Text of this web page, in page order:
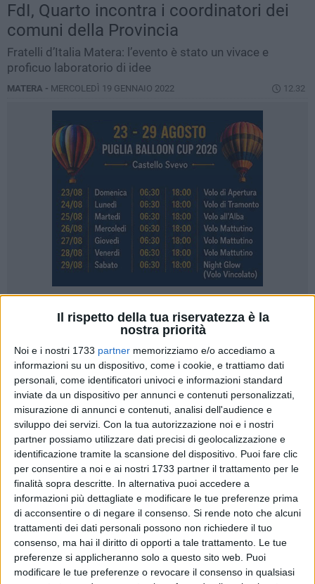
Il rispetto della tua riservatezza è la
nostra priorità
Noi e i nostri 1733 partner memorizziamo e/o accediamo a
informazioni su un dispositivo, come i cookie, e trattiamo dati
personali, come identificatori univoci e informazioni standard
inviate da un dispositivo per annunci e contenuti personalizzati,
misurazione di annunci e contenuti, analisi dell'audience e
sviluppo dei servizi. Con la tua autorizzazione noi e i nostri
partner possiamo utilizzare dati precisi di geolocalizzazione e
identificazione tramite la scansione del dispositivo. Puoi fare clic
per consentire a noi e ai nostri 1733 partner il trattamento per le
finalità sopra descritte. In alternativa puoi accedere a
informazioni più dettagliate e modificare le tue preferenze prima
di acconsentire o di negare il consenso. Si rende noto che alcuni
trattamenti dei dati personali possono non richiedere il tuo
consenso, ma hai il diritto di opporti a tale trattamento. Le tue
preferenze si applicheranno solo a questo sito web. Puoi
modificare le tue preferenze o revocare il consenso in qualsiasi
FdI, Quarto incontra i coordinatori dei
comuni della Provincia
Fratelli d’Italia Matera: l’evento è stato un vivace e
proficuo laboratorio di idee
MATERA - MERCOLEDÌ 19 GENNAIO 2022 12.32
4
hanno incontrato il nuovo coordinatore regionale del partito
ad un mese dalla sua nomina. Piergiorgio Quarto ha, infatti,
incontrato nella città dei Sassi, presso l'hotel San Domenico,
i coordinatori di FdI dei comuni del materano. Un
appuntamento – sottolineano da Fratelli d'Italia Matera- "che
ha riunito il ricco patrimonio umano e professionale di un
Partito profondamente radicato nel territorio lucano, si è
rivelato un vivace e proficuo laboratorio di idee".
Il meeting è stata anche l'occasione per i responsabili
materani del partito per congratularsi e esprimere i propri
auguri di buon lavoro al materano Piergiorgio Quarto. Negli
interventi che si sono susseguiti durante il dibattito è emersa
la volontà congiunta dei presenti "di intraprendere insieme al